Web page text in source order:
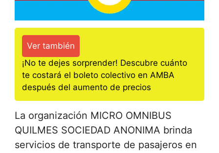
Ver también
¡No te dejes sorprender! Descubre cuánto
te costará el boleto colectivo en AMBA
después del aumento de precios
La organización MICRO OMNIBUS
QUILMES SOCIEDAD ANONIMA brinda
servicios de transporte de pasajeros en